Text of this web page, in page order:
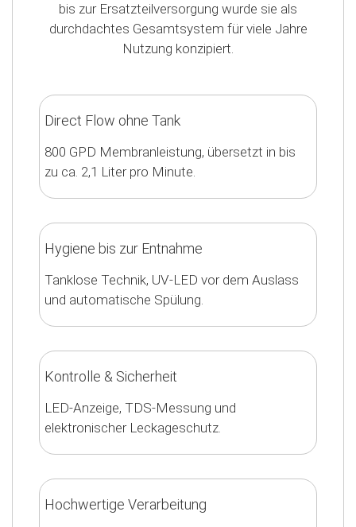
bis zur Ersatzteilversorgung wurde sie als
durchdachtes Gesamtsystem für viele Jahre
Nutzung konzipiert.
Direct Flow ohne Tank
800 GPD Membranleistung, übersetzt in bis
zu ca. 2,1 Liter pro Minute.
Hygiene bis zur Entnahme
Tanklose Technik, UV-LED vor dem Auslass
und automatische Spülung.
Kontrolle & Sicherheit
LED-Anzeige, TDS-Messung und
elektronischer Leckageschutz.
Hochwertige Verarbeitung